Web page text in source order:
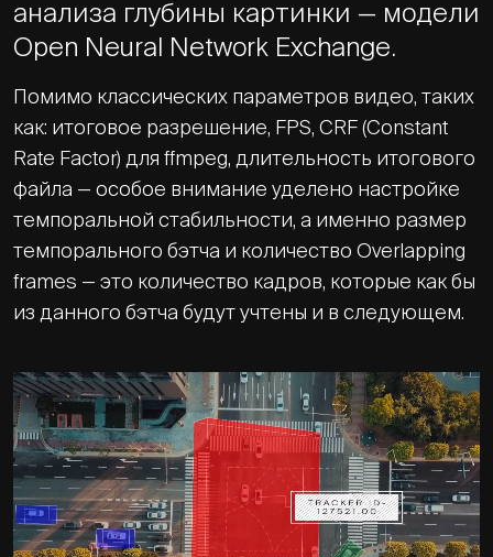
анализа глубины картинки — модели
Open Neural Network Exchange.
Помимо классических параметров видео, таких
как: итоговое разрешение, FPS, CRF (Constant
Rate Factor) для ffmpeg, длительность итогового
файла — особое внимание уделено настройке
темпоральной стабильности, а именно размер
темпорального бэтча и количество Overlapping
frames — это количество кадров, которые как бы
из данного бэтча будут учтены и в следующем.